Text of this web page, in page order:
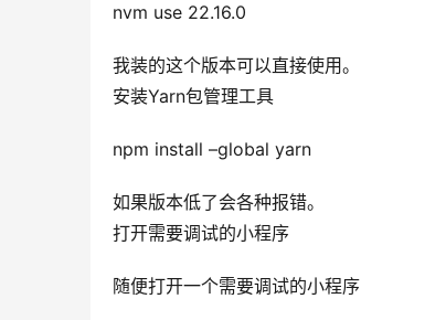
nvm use 22.16.0
我装的这个版本可以直接使用。
安装Yarn包管理工具
npm install –global yarn
如果版本低了会各种报错。
打开需要调试的小程序
随便打开一个需要调试的小程序